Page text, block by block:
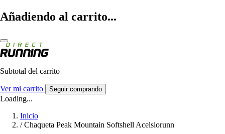
Añadiendo al carrito...
Subtotal del carrito
Ver mi carrito Seguir comprando
Loading...
Inicio
/ Chaqueta Peak Mountain Softshell Acelsiorunn